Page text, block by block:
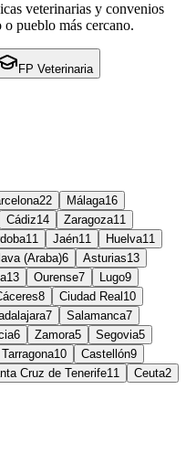
veterinarias y convenios
pueblo más cercano.
FP Veterinaria
22 Málaga16
Cádiz14 Zaragoza11
11 Jaén11 Huelva11
(Araba)6 Asturias13
13 Ourense7 Lugo9
8 Ciudad Real 10
7 Salamanca7
6 Zamora5 Segovia5
Tarragona10 Castellón9
Cruz de Tenerife11 Ceuta2